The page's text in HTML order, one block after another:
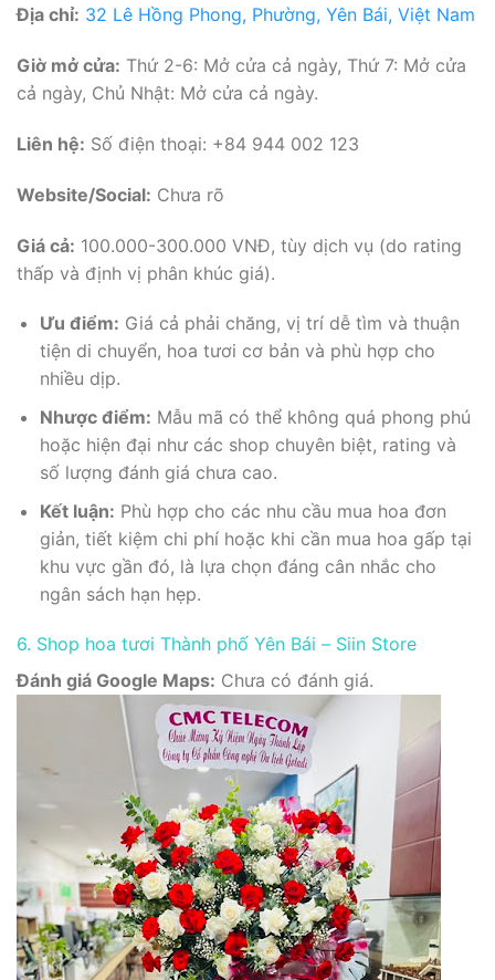
Địa chỉ: 32 Lê Hồng Phong, Phường, Yên Bái, Việt Nam
Giờ mở cửa: Thứ 2-6: Mở cửa cả ngày, Thứ 7: Mở cửa
cả ngày, Chủ Nhật: Mở cửa cả ngày.
Liên hệ: Số điện thoại: +84 944 002 123
Website/Social: Chưa rõ
Giá cả: 100.000-300.000 VNĐ, tùy dịch vụ (do rating
thấp và định vị phân khúc giá).
Ưu điểm: Giá cả phải chăng, vị trí dễ tìm và thuận
tiện di chuyển, hoa tươi cơ bản và phù hợp cho
nhiều dịp.
Nhược điểm: Mẫu mã có thể không quá phong phú
hoặc hiện đại như các shop chuyên biệt, rating và
số lượng đánh giá chưa cao.
Kết luận: Phù hợp cho các nhu cầu mua hoa đơn
giản, tiết kiệm chi phí hoặc khi cần mua hoa gấp tại
khu vực gần đó, là lựa chọn đáng cân nhắc cho
ngân sách hạn hẹp.
6. Shop hoa tươi Thành phố Yên Bái – Siin Store
Đánh giá Google Maps: Chưa có đánh giá.